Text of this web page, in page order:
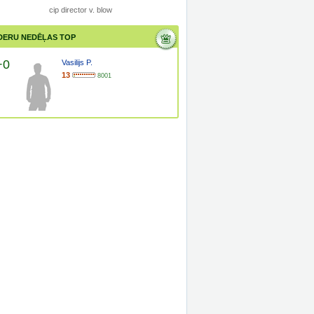
cip director v. blow
NEDĒĻAS TOP
Vasilijs P.
13
8001